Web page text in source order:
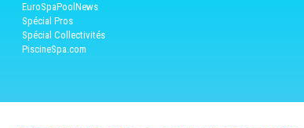
EuroSpaPoolNews
Spécial Pros
Spécial Collectivités
PiscineSpa.com